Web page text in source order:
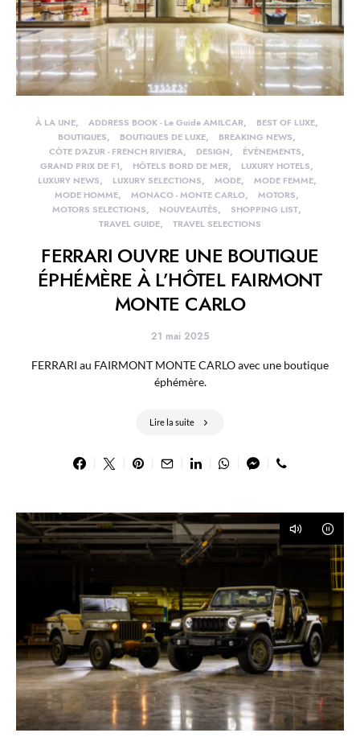
À LA UNE ADDRESS BOOK - Le Guide AMILCAR
BEST OF LUXE
BOUTIQUES
BOUTIQUES DE LUXE
BREAKING NEWS
CÔTE D'AZUR - FRENCH RIVIERA
DESIGN
ÉVÉNEMENTS
GRAND PRIX DE F1
HÔTELS BORD DE MER
LUXURY HOTELS
LUXURY NEWS
LUXURY SELECTIONS MODE
MODE FEMME
MODE HOMME
MONACO - MONTE CARLO
MOTORS
MOTORS SELECTIONS
NOUVEAUTÉS
SHOPPING LIST
TRAVEL GUIDE
TRAVEL SELECTIONS
FERRARI OUVRE UNE BOUTIQUE
ÉPHÉMÈRE À L’HÔTEL FAIRMONT
MONTE CARLO
21 mai 2025
FERRARI au FAIRMONT MONTE CARLO avec une boutique
éphémère.
Lire la suite